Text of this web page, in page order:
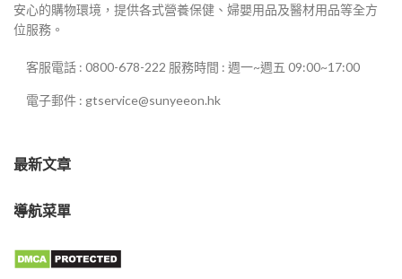
安心的購物環境，提供各式營養保健、婦嬰用品及醫材用品等全方
位服務。
客服電話 : 0800-678-222 服務時間 : 週一~週五 09:00~17:00
電子郵件 : gtservice@sunyeeon.hk
最新文章
導航菜單